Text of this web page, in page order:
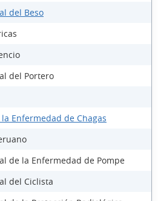
del Beso
del Portero
Enfermedad de Chagas
de la Enfermedad de Pompe
del Ciclista